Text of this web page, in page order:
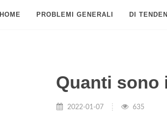
PROBLEMI GENERALI DI
Quanti sono
2022-01-07 635